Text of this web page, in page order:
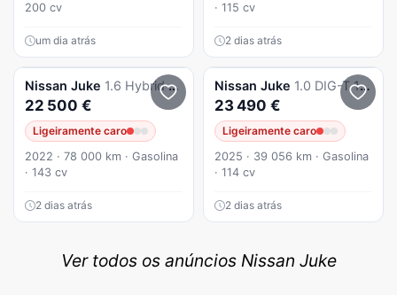
200 cv
um dia atrás
· 115 cv
2 dias atrás
Nissan Juke 1.6 Hybrid 105 kW Auto N-CONNECTA
22 500 €
Ligeiramente caro
2022 · 78 000 km · Gasolina
· 143 cv
2 dias atrás
Nissan Juke 1.0 DIG-T 114cv N-Connecta DCT
23 490 €
Ligeiramente caro
2025 · 39 056 km · Gasolina
· 114 cv
2 dias atrás
Ver todos os anúncios Nissan Juke